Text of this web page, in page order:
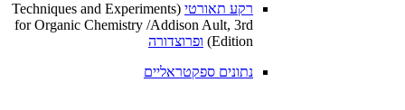
רקע תאורטי (Techniques and Experiments
for Organic Chemistry /Addison Ault, 3rd
Edition) ופרוצדורה
נתונים ספקטראליים